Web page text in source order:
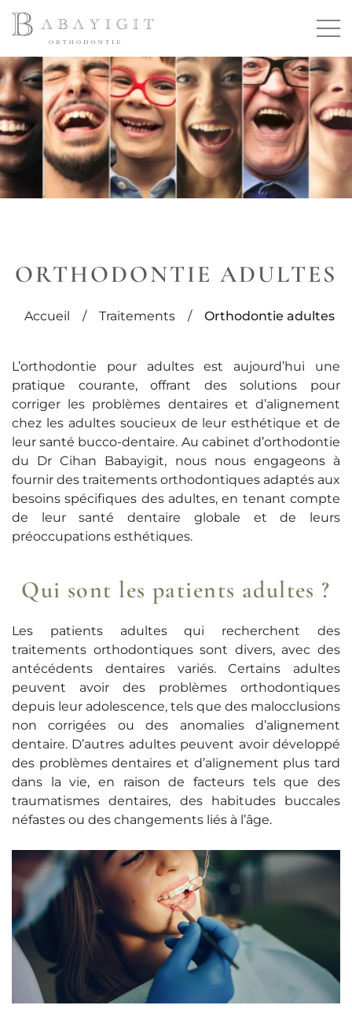
ORTHODONTIE ADULTES
Accueil / Traitements / Orthodontie adultes
L’orthodontie pour adultes est aujourd’hui une
pratique courante, offrant des solutions pour
corriger les problèmes dentaires et d’alignement
chez les adultes soucieux de leur esthétique et de
leur santé bucco-dentaire. Au cabinet d’orthodontie
du Dr Cihan Babayigit, nous nous engageons à
fournir des traitements orthodontiques adaptés aux
besoins spécifiques des adultes, en tenant compte
de leur santé dentaire globale et de leurs
préoccupations esthétiques.
Qui sont les patients adultes ?
Les patients adultes qui recherchent des
traitements orthodontiques sont divers, avec des
antécédents dentaires variés. Certains adultes
peuvent avoir des problèmes orthodontiques
depuis leur adolescence, tels que des malocclusions
non corrigées ou des anomalies d’alignement
dentaire. D’autres adultes peuvent avoir développé
des problèmes dentaires et d’alignement plus tard
dans la vie, en raison de facteurs tels que des
traumatismes dentaires, des habitudes buccales
néfastes ou des changements liés à l’âge.